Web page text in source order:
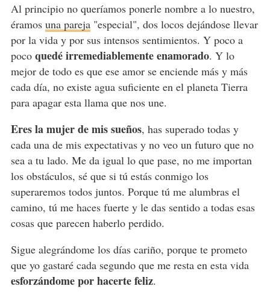
Al principio no queríamos ponerle nombre a lo nuestro,
éramos una pareja"especial", dos locos dejándose llevar
por la vida y por sus intensos sentimientos. Y poco a
poco quedé irremediablemente enamorado. Y lo
mejor de todo es que ese amor se enciende más y más
cada día, no existe agua suficiente en el planeta Tierra
para apagar esta llama que nos une.
Eres la mujer de mis sueños, has superado todas y
cada una de mis expectativas y no veo un futuro que no
sea a tu lado. Me da igual lo que pase, no me importan
los obstáculos, sé que si tú estás conmigo los
superaremos todos juntos. Porque tú me alumbras el
camino, tú me haces fuerte y le das sentido a todas esas
cosas que parecen haberlo perdido.
Sigue alegrándome los días cariño, porque te prometo
que yo gastaré cada segundo que me resta en esta vida
esforzándome por hacerte feliz.